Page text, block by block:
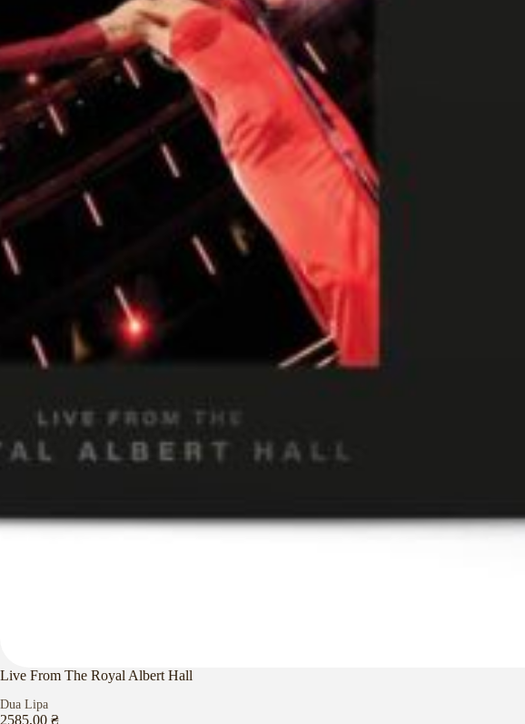
Live From The Royal Albert Hall
Dua Lipa
2585,00 ₴